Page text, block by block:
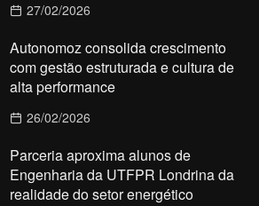
27/02/2026
Autonomoz consolida crescimento
com gestão estruturada e cultura de
alta performance
26/02/2026
Parceria aproxima alunos de
Engenharia da UTFPR Londrina da
realidade do setor energético